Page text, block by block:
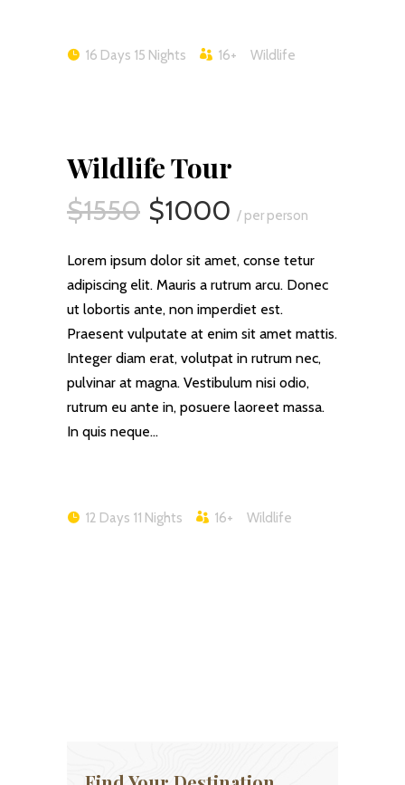
16 Days 15 Nights 16+ Wildlife
Wildlife Tour
$1550 $1000 / per person
Lorem ipsum dolor sit amet, conse tetur
adipiscing elit. Mauris a rutrum arcu. Donec
ut lobortis ante, non imperdiet est.
Praesent vulputate at enim sit amet mattis.
Integer diam erat, volutpat in rutrum nec,
pulvinar at magna. Vestibulum nisi odio,
rutrum eu ante in, posuere laoreet massa.
In quis neque…
12 Days 11 Nights 16+ Wildlife